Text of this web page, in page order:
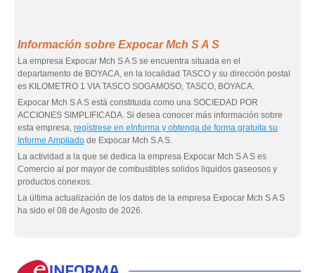
Información sobre Expocar Mch S A S
La empresa Expocar Mch S A S se encuentra situada en el
departamento de BOYACA, en la localidad TASCO y su dirección postal
es KILOMETRO 1 VIA TASCO SOGAMOSO, TASCO, BOYACA.
Expocar Mch S A S está constituida como una SOCIEDAD POR
ACCIONES SIMPLIFICADA. Si desea conocer más información sobre
esta empresa, regístrese en eInforma y obtenga de forma gratuita su
Informe Ampliado de Expocar Mch S A S.
La actividad a la que se dedica la empresa Expocar Mch S A S es
Comercio al por mayor de combustibles solidos liquidos gaseosos y
productos conexos.
La última actualización de los datos de la empresa Expocar Mch S A S
ha sido el 08 de Agosto de 2026.